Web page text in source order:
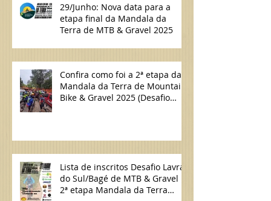
29/Junho: Nova data para a
etapa final da Mandala da
Terra de MTB & Gravel 2025
Confira como foi a 2ª etapa da
Mandala da Terra de Mountain
Bike & Gravel 2025 (Desafio
Lista de inscritos Desafio Lavras
do Sul/Bagé de MTB & Gravel |
2ª etapa Mandala da Terra